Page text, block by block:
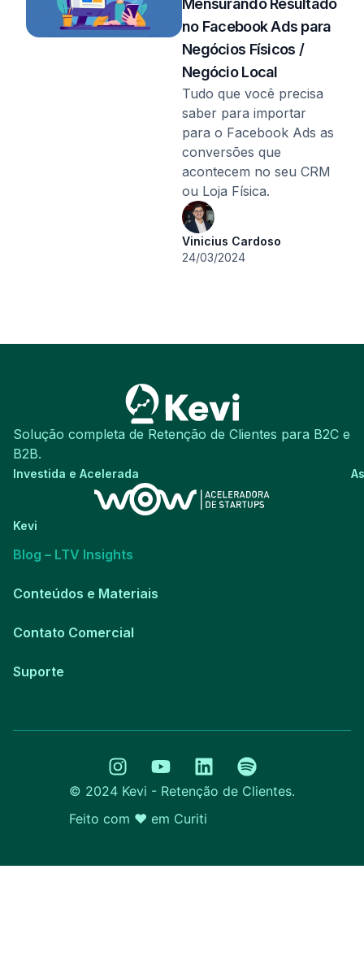
Mensurando Resultado
no Facebook Ads para
Negócios Físicos /
Negócio Local
Tudo que você precisa
saber para importar
para o Facebook Ads as
conversões que
acontecem no seu CRM
ou Loja Física.
Vinicius Cardoso
24/03/2024
Solução completa de Retenção de Clientes para B2C e
B2B.
Investida e Acelerada
Kevi
Blog – LTV Insights​
Conteúdos e Materiais
Contato Comercial
Suporte
© 2024 Kevi - Retenção de Clientes.
Feito com ❤️ em Curitiba